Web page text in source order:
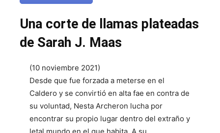
Una corte de llamas plateadas
de Sarah J. Maas
(10 noviembre 2021)
Desde que fue forzada a meterse en el
Caldero y se convirtió en alta fae en contra de
su voluntad, Nesta Archeron lucha por
encontrar su propio lugar dentro del extraño y